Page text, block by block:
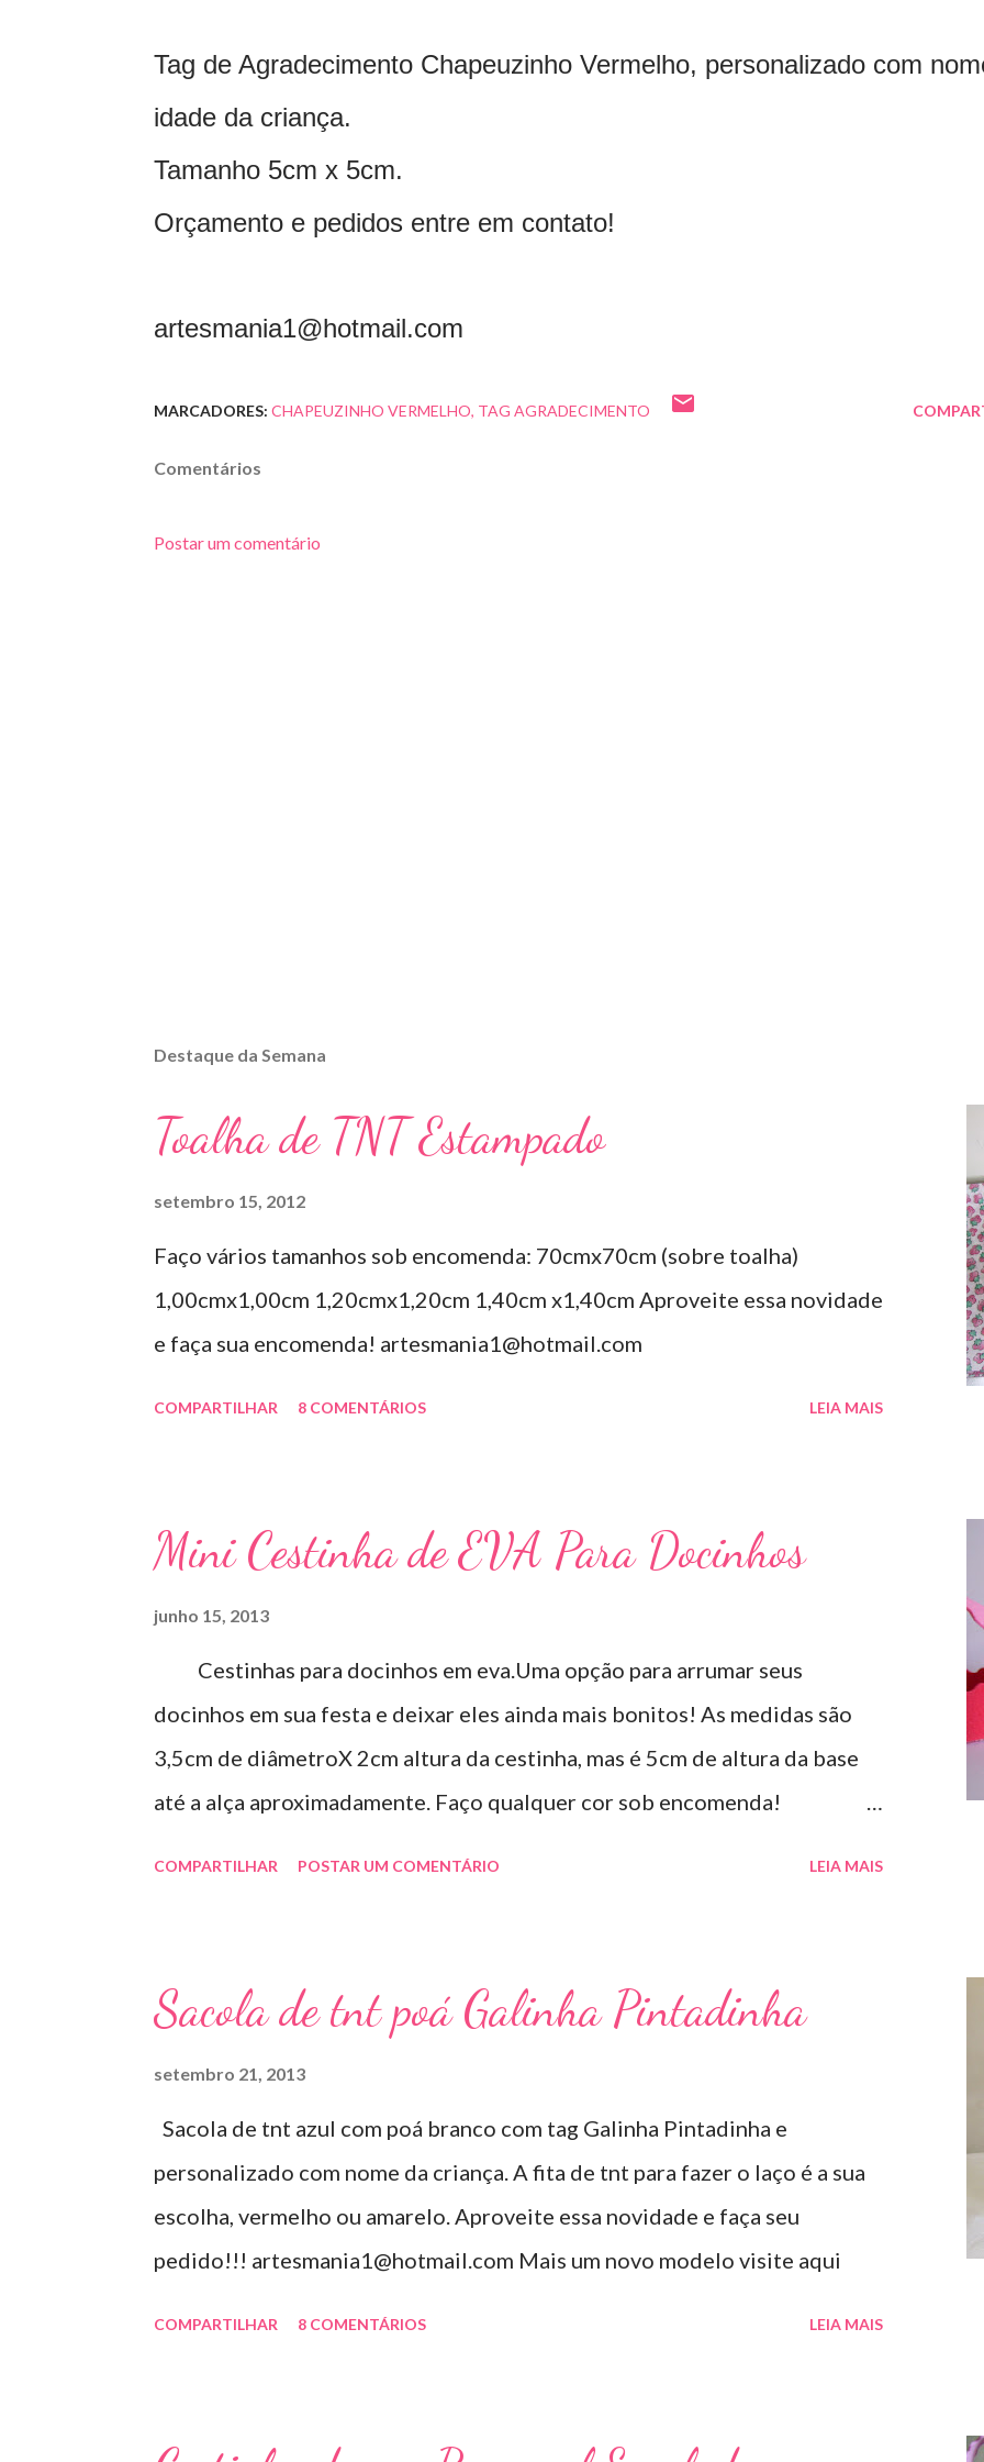
Tag de Agradecimento Chapeuzinho Vermelho, personalizado com
idade da criança.
Tamanho 5cm x 5cm.
Orçamento e pedidos entre em contato!
artesmania1@hotmail.com
MARCADORES: CHAPEUZINHO VERMELHO TAG AGRADECIMENTO
Comentários
Postar um comentário
Destaque da Semana
Toalha de TNT Estampado
setembro 15, 2012
Faço vários tamanhos sob encomenda: 70cmx70cm (sobre toalha)
1,00cmx1,00cm 1,20cmx1,20cm 1,40cm x1,40cm Aproveite essa novidade
e faça sua encomenda! artesmania1@hotmail.com
COMPARTILHAR 8 COMENTÁRIOS LEIA MAIS
Mini Cestinha de EVA Para Docinhos
junho 15, 2013
Cestinhas para docinhos em eva.Uma opção para arrumar seus
docinhos em sua festa e deixar eles ainda mais bonitos! As medidas são
3,5cm de diâmetroX 2cm altura da cestinha, mas é 5cm de altura da base
até a alça aproximadamente. Faço qualquer cor sob encomenda!
COMPARTILHAR POSTAR UM COMENTÁRIO LEIA MAIS
Sacola de tnt poá Galinha Pintadinha
setembro 21, 2013
Sacola de tnt azul com poá branco com tag Galinha Pintadinha e
personalizado com nome da criança. A fita de tnt para fazer o laço é a sua
escolha, vermelho ou amarelo. Aproveite essa novidade e faça seu
pedido!!! artesmania1@hotmail.com Mais um novo modelo visite aqui
COMPARTILHAR 8 COMENTÁRIOS LEIA MAIS